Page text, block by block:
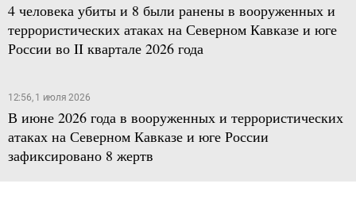
4 человека убиты и 8 были ранены в вооруженных и
террористических атаках на Северном Кавказе и юге
России во II квартале 2026 года
12:56, 1 июля 2026
В июне 2026 года в вооруженных и террористических
атаках на Северном Кавказе и юге России
зафиксировано 8 жертв